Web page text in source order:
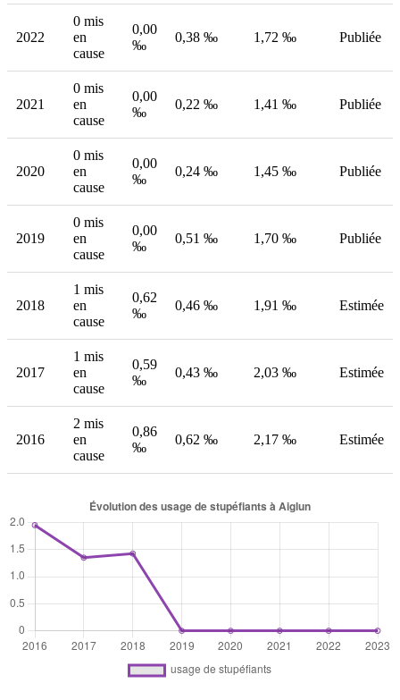
2022
0 mis
en
cause
0,00
‰
0,38 ‰ 1,72 ‰ Publiée
2021
0 mis
en
cause
0,00
‰
0,22 ‰ 1,41 ‰ Publiée
2020
0 mis
en
cause
0,00
‰
0,24 ‰ 1,45 ‰ Publiée
2019
0 mis
en
cause
0,00
‰
0,51 ‰ 1,70 ‰ Publiée
2018
1 mis
en
cause
0,62
‰
0,46 ‰ 1,91 ‰ Estimée
2017
1 mis
en
cause
0,59
‰
0,43 ‰ 2,03 ‰ Estimée
2016
2 mis
en
cause
0,86
‰
0,62 ‰ 2,17 ‰ Estimée